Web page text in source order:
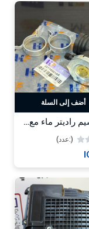
أضف إلى السلة
كوع تقسيم راديتر ماء مع قبق امريكي عام -HF
(:عدد)